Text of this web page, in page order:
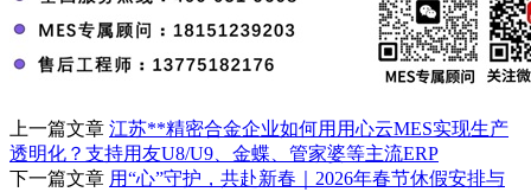
上一篇文章 江苏**精密合金企业如何用用心云MES实现生产
透明化？支持用友U8/U9、金蝶、管家婆等主流ERP
下一篇文章 用“心”守护，共赴新春｜2026年春节休假安排与